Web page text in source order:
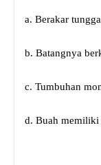
a. Berakar
b. Batangnya
c. Tumbuhan
d. Buah